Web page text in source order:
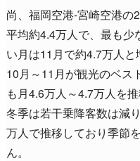
尚、福岡空港-宮崎空港の
平均約4.4万人で、最も少
い月は11月で約4.7万人と
10月～11月が観光のベス
も月4.6万人～4.7万人を推
冬季は若干乗降客数は減
万人で推移しており季節
ん。